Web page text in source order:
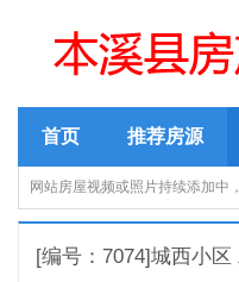
首页 推荐房源
网站房屋视频或照片持续添加中
[编号：7074]城西小